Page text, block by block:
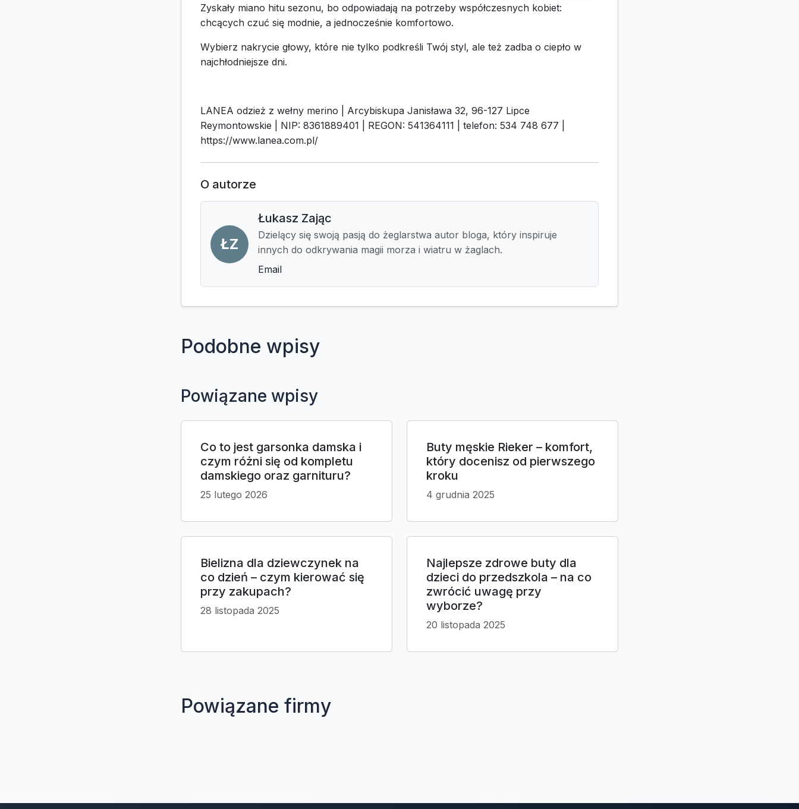
Zyskały miano hitu sezonu, bo odpowiadają na potrzeby współczesnych kobiet:
chcących czuć się modnie, a jednocześnie komfortowo.
Wybierz nakrycie głowy, które nie tylko podkreśli Twój styl, ale też zadba o ciepło w
najchłodniejsze dni.
LANEA odzież z wełny merino | Arcybiskupa Janisława 32, 96-127 Lipce
Reymontowskie | NIP: 8361889401 | REGON: 541364111 | telefon: 534 748 677 |
https://www.lanea.com.pl/
O autorze
ŁZ
Łukasz Zając
Dzielący się swoją pasją do żeglarstwa autor bloga, który inspiruje
innych do odkrywania magii morza i wiatru w żaglach.
Email
Podobne wpisy
Powiązane wpisy
Co to jest garsonka damska i
czym różni się od kompletu
damskiego oraz garnituru?
25 lutego 2026
Buty męskie Rieker – komfort,
który docenisz od pierwszego
kroku
4 grudnia 2025
Bielizna dla dziewczynek na
co dzień – czym kierować się
przy zakupach?
28 listopada 2025
Najlepsze zdrowe buty dla
dzieci do przedszkola – na co
zwrócić uwagę przy
wyborze?
20 listopada 2025
Powiązane firmy